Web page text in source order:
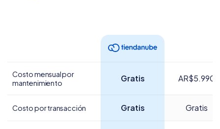
Costo mensual por
mantenimiento
Gratis AR$5.990
Costo por transacción Gratis Gratis